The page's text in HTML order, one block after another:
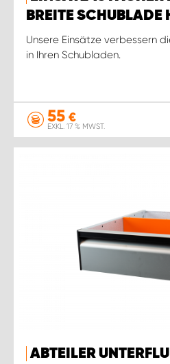
BREITE SCHUBLADE
Unsere Einsätze verbessern
in Ihren Schubladen.
55 €
EXKL. 17 % MWST.
ABTEILER